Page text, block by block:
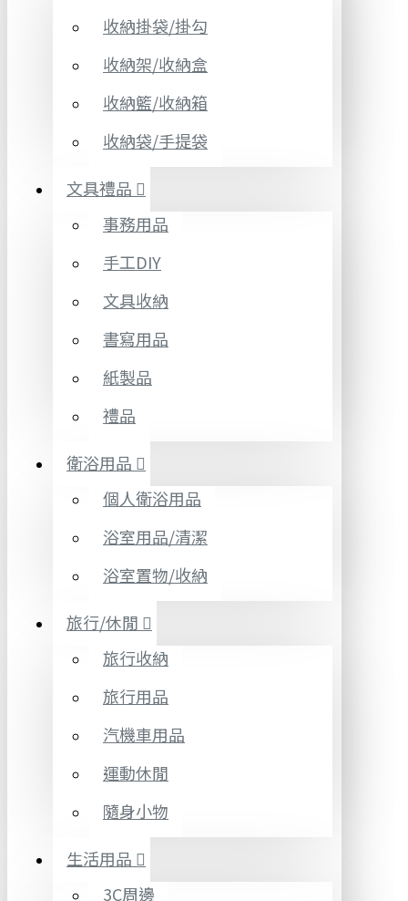
收納掛袋/掛勾
收納架/收納盒
收納籃/收納箱
收納袋/手提袋
文具禮品
事務用品
手工DIY
文具收納
書寫用品
紙製品
禮品
衛浴用品
個人衛浴用品
浴室用品/清潔
浴室置物/收納
旅行/休閒
旅行收納
旅行用品
汽機車用品
運動休閒
隨身小物
生活用品
3C周邊